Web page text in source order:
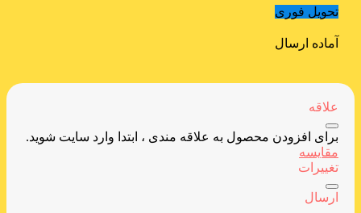
تحویل فوری
آماده ارسال
علاقه
برای افزودن محصول به علاقه مندی ، ابتدا وارد سایت شوید.
مقایسه
تغییرات
ارسال